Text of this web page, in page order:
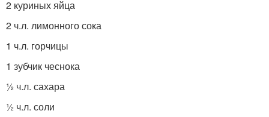
2 куриных яйца
2 ч.л. лимонного сока
1 ч.л. горчицы
1 зубчик чеснока
½ ч.л. сахара
½ ч.л. соли